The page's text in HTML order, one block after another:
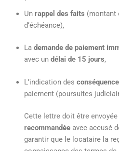
Un rappel des faits (montant
d’échéance),
La demande de paiement
avec un délai de 15 jours,
L’indication des
paiement (poursuites
Cette lettre doit être envoyée
recommandée avec accusé
garantir que le locataire la